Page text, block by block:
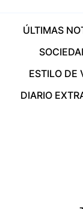
ÚLTIMAS
ESTILO DE
DIARIO